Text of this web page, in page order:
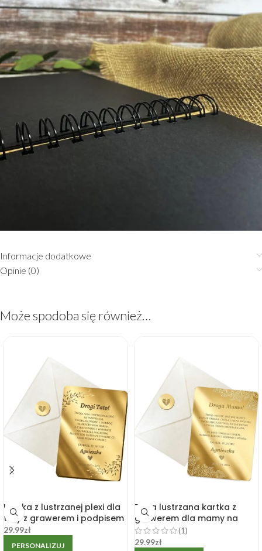
Informacje dodatkowe
Opinie (0)
Może spodoba się również…
Kartka z lustrzanej plexi dla
taty z grawerem i podpisem
29.99zł
PERSONALIZUJ
Złota lustrzana kartka z
grawerem dla mamy na
Dzień Matki 15x10cm
(1)
29.99zł